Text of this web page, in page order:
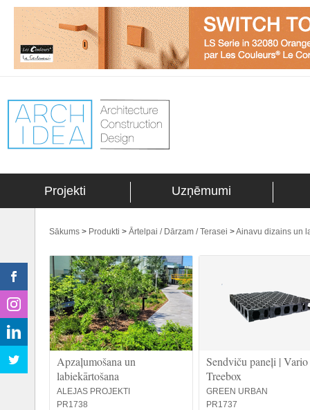
Projekti Uzņēmumi
Sākums > Produkti > Ārtelpai / Dārzam / Terasei >Ainavu dizains un
Apzaļumošana un
labiekārtošana
ALEJAS PROJEKTI
PR1738
Sendviču paneļi | Vario
Treebox
GREEN URBAN
PR1737